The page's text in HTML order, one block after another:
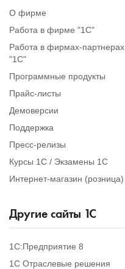
О фирме
Работа в фирме "1С"
Работа в фирмах-партнерах
"1С"
Программные продукты
Прайс-листы
Демоверсии
Поддержка
Пресс-релизы
Курсы 1С / Экзамены 1С
Интернет-магазин (розница)
Другие сайты 1С
1С:Предприятие 8
1С Отраслевые решения